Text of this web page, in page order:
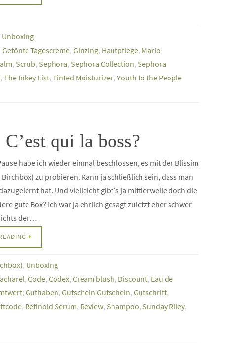
Unboxing
Getönte Tagescreme, Ginzing, Hautpflege, Mario
, Scrub, Sephora, Sephora Collection, Sephora
, The Inkey List, Tinted Moisturizer, Youth to the People
qui la boss?
habe ich wieder einmal beschlossen, es mit der Blissim
Birchbox) zu probieren. Kann ja schließlich sein, dass man
hat. Und vielleicht gibt’s ja mittlerweile doch die
gute Box? Ich war ja ehrlich gesagt zuletzt eher schwer
der…
, Unboxing
, Code, Codex, Cream blush, Discount, Eau de
, Guthaben, Gutschein Gutschein, Gutschrift,
, Retinoid Serum, Review, Shampoo, Sunday Riley,